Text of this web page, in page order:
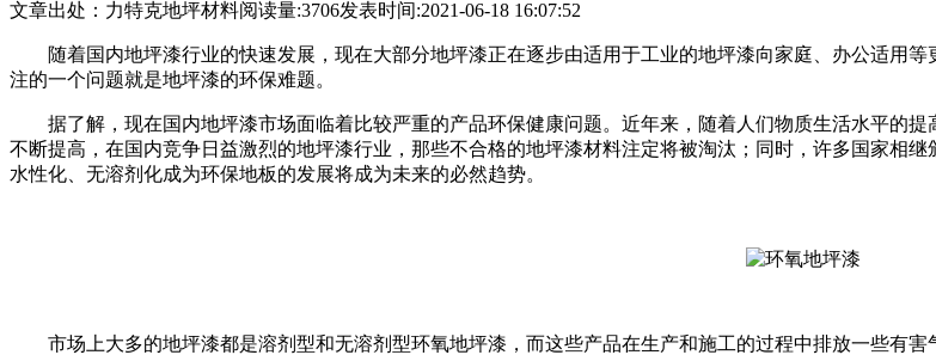
文章出处：力特克地坪材料阅读量:3706发表时间:2021-06-18 16:07:52
随着国内地坪漆行业的快速发展，现在大部分地坪漆正在逐步由适用于工业的地坪漆向家庭、办公适用
注的一个问题就是地坪漆的环保难题。
据了解，现在国内地坪漆市场面临着比较严重的产品环保健康问题。近年来，随着人们物质生活水平的
不断提高，在国内竞争日益激烈的地坪漆行业，那些不合格的地坪漆材料注定将被淘汰；同时，许多国家相
水性化、无溶剂化成为环保地板的发展将成为未来的必然趋势。
市场上大多的地坪漆都是溶剂型和无溶剂型环氧地坪漆，而这些产品在生产和施工的过程中排放一些有